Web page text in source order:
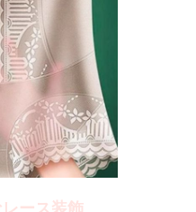
ース装飾